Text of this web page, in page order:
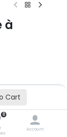
Cart
0
Account
à